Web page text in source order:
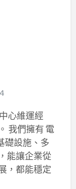
心維運經
我們擁有 電
礎設施、多
能讓企業從
，都能穩定